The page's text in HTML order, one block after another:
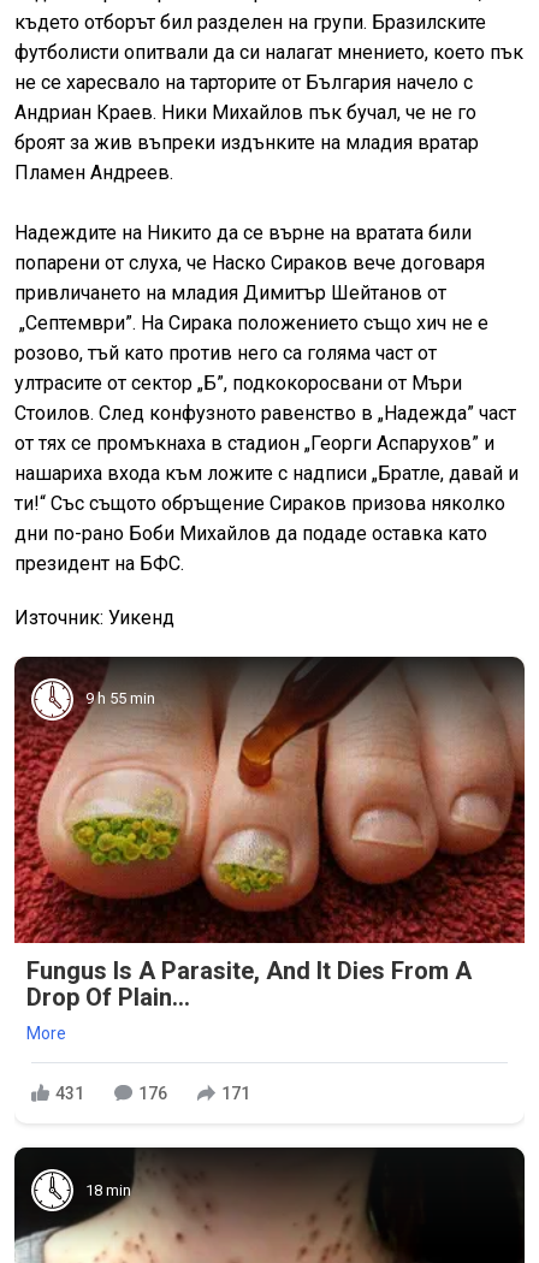
където отборът бил разделен на групи. Бразилските
футболисти опитвали да си налагат мнението, което пък
не се харесвало на тарторите от България начело с
Андриан Краев. Ники Михайлов пък бучал, че не го
броят за жив въпреки издънките на младия вратар
Пламен Андреев.
Надеждите на Никито да се върне на вратата били
попарени от слуха, че Наско Сираков вече договаря
привличането на младия Димитър Шейтанов от
„Септември”. На Сирака положението също хич не е
розово, тъй като против него са голяма част от
ултрасите от сектор „Б”, подкокоросвани от Мъри
Стоилов. След конфузното равенство в „Надежда” част
от тях се промъкнаха в стадион „Георги Аспарухов” и
нашариха входа към ложите с надписи „Братле, давай и
ти!“ Със същото обръщение Сираков призова няколко
дни по-рано Боби Михайлов да подаде оставка като
президент на БФС.
Източник: Уикенд
9 h 55 min
Fungus Is A Parasite, And It Dies From A
Drop Of Plain...
More
431 176 171
18 min